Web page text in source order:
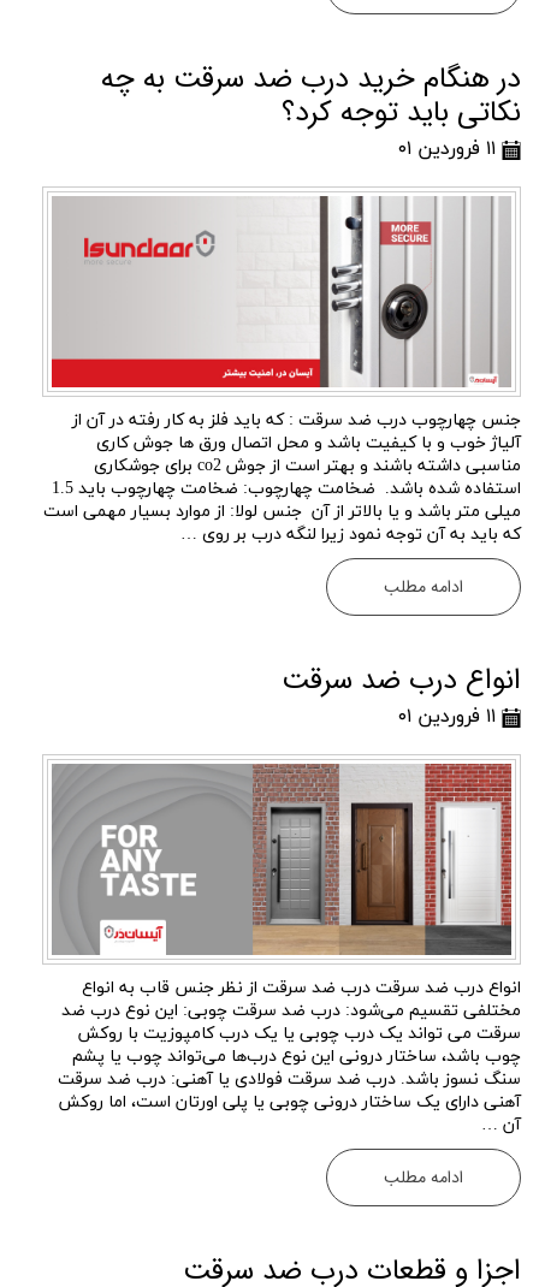
در هنگام خرید درب ضد سرقت به چه
نکاتی باید توجه کرد؟
۱۱ فروردین ۰۱
جنس چهارچوب درب ضد سرقت : که باید فلز به کار رفته در آن از
آلیاژ خوب و با کیفیت باشد و محل اتصال ورق ها جوش کاری
مناسبی داشته باشند و بهتر است از جوش co2 برای جوشکاری
استفاده شده باشد. ضخامت چهارچوب: ضخامت چهارچوب باید 1.5
میلی متر باشد و یا بالاتر از آن جنس لولا: از موارد بسیار مهمی است
که باید به آن توجه نمود زیرا لنگه درب بر روی …
ادامه مطلب
انواع درب ضد سرقت
۱۱ فروردین ۰۱
انواع درب ضد سرقت درب ضد سرقت از نظر جنس قاب به انواع
مختلفی تقسیم می‌شود: درب ضد سرقت چوبی: این نوع درب ضد
سرقت می تواند یک درب چوبی یا یک درب کامپوزیت با روکش
چوب باشد، ساختار درونی این نوع درب‌ها می‌تواند چوب یا پشم
سنگ نسوز باشد. درب ضد سرقت فولادی یا آهنی: درب ضد سرقت
آهنی دارای یک ساختار درونی چوبی یا پلی اورتان است، اما روکش
آن …
ادامه مطلب
اجزا و قطعات درب ضد سرقت